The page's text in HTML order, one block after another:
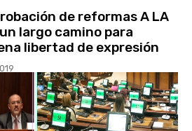
de reformas A LA
largo camino para
libertad de expresión